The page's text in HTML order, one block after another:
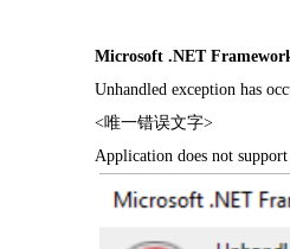
Microsoft .NET
Unhandled exception has
<唯一错误文字>
Application does not